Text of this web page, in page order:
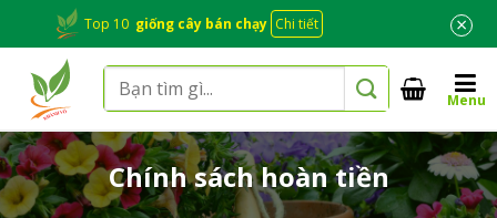
content
Top 10 giống cây bán chạy Chi tiết ×
Tìm
kiếm:
Menu
Chính sách hoàn tiền